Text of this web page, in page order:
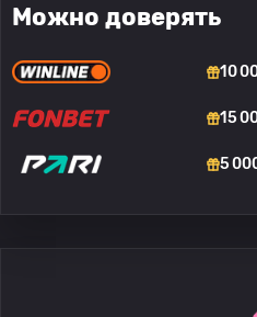
Можно доверять
10
15
5